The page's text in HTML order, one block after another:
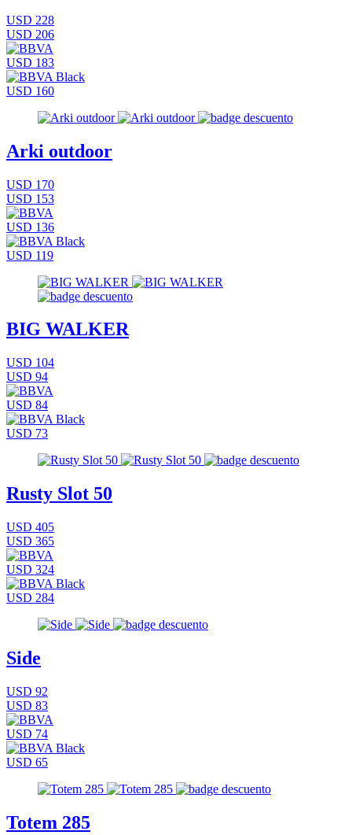
USD 228
USD 206
USD 183
USD 160
Arki outdoor
USD 170
USD 153
USD 136
USD 119
BIG WALKER
USD 104
USD 94
USD 84
USD 73
Rusty Slot 50
USD 405
USD 365
USD 324
USD 284
Side
USD 92
USD 83
USD 74
USD 65
Totem 285